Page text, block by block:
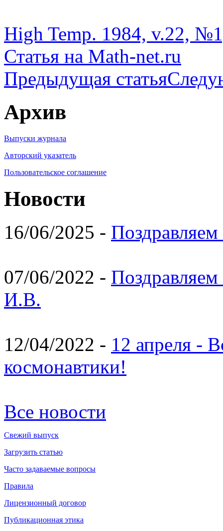
High Temp. 1984, v.22,
Статья на Math-net.ru
Предыдущая статья
Архив
Выпуски журнала
Авторский указатель
Пользовательское соглашение
Новости
16/06/2025 -
07/06/2022 -
И.В.
12/04/2022 - 12 апреля -
космонавтики!
Все новости
Свежий выпуск
Загрузить статью
Часто задаваемые вопросы
Правила
Лицензионный договор
Публикационная этика